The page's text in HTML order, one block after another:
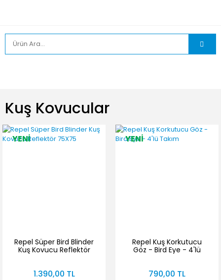
Kuş Kovucular
YENİ
Repel Süper Bird Blinder
Kuş Kovucu Reflektör
1.390,00 TL
YENİ
Repel Kuş Korkutucu
Göz - Bird Eye - 4'lü
790,00 TL